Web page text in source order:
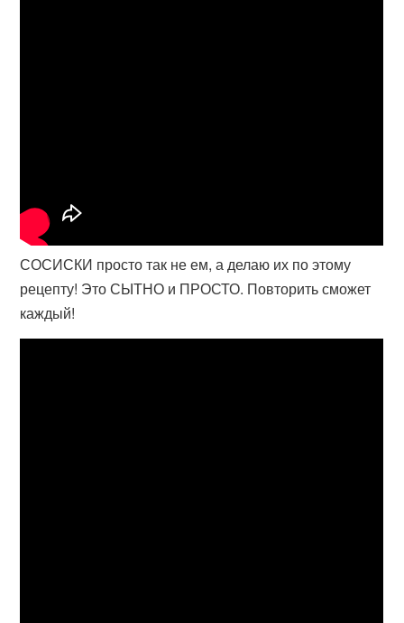
СОСИСКИ просто так не ем, а делаю их по этому
рецепту! Это СЫТНО и ПРОСТО. Повторить сможет
каждый!